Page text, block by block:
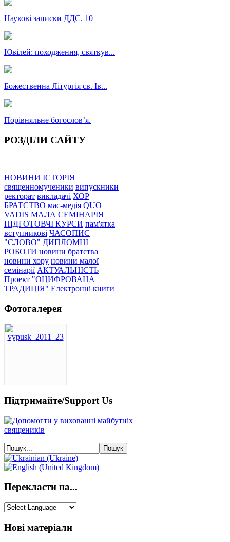
Наукові записки ДДС. 10
Ювілей: походження, святкув...
Божественна Літургія св. Ів...
Порівняльне богословʼя.
РОЗДІЛИ САЙТУ
НОВИНИ ІСТОРІЯ
священномученики випускники
ректорат викладачі ХОР
БРАТСТВО мас-медія QUO
VADIS МАЛА СЕМІНАРІЯ
ПІДГОТОВЧІ КУРСИ пам'ятка
вступникові ЧАСОПИС
"СЛОВО" ДИПЛОМНІ
РОБОТИ новини братства
новини хору новини малої
семінарії АКТУАЛЬНІСТЬ
Проект "ОЦИФРОВАНА
ТРАДИЦІЯ" Електронні книги
Фотогалерея
Підтримайте/Support Us
Перекласти на...
Нові матеріали